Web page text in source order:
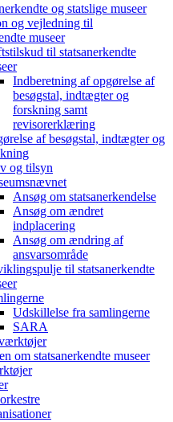
og statslige museer
og vejledning til
museer
til statsanerkendte
Indberetning af opgørelse af
besøgstal, indtægter og
forskning samt
revisorerklæring
af besøgstal, indtægter og
og tilsyn
Ansøg om statsanerkendelse
Ansøg om ændret
indplacering
Ansøg om ændring af
ansvarsområde
til statsanerkendte
Udskillelse fra samlingerne
SARA
om statsanerkendte museer